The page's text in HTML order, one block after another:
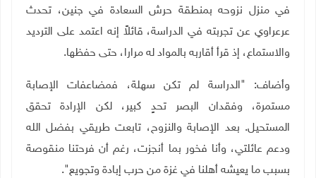
في منزل نزوحه بمنطقة حرش السعادة في جنين، تحدث
عرعراوي عن تجربته في الدراسة، قائلاً إنه اعتمد على الترديد
والاستماع، إذ قرأ أقاربه بالمواد له مرارا، حتى حفظها.
وأضاف: "الدراسة لم تكن سهلة، فمضاعفات الإصابة
مستمرة، وفقدان البصر تحدٍ كبير، لكن الإرادة تحقق
المستحيل. بعد الإصابة والنزوح، تابعت طريقي بفضل الله
ودعم عائلتي، وأنا فخور بما أنجزت، رغم أن فرحتنا منقوصة
بسبب ما يعيشه أهلنا في غزة من حرب إبادة وتجويع".